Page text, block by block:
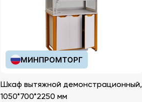
МИНПРОМТОРГ
Шкаф вытяжной демонстрационный,
1050*700*2250 мм